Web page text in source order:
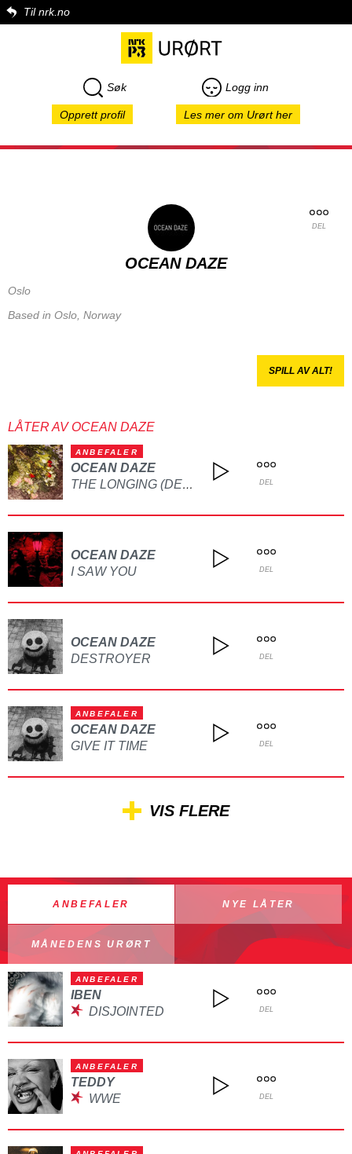
Til nrk.no
Søk Logg inn
Opprett profil Les mer om Urørt her
DEL
OCEAN DAZE
Oslo
Based in Oslo, Norway
SPILL AV ALT!
LÅTER AV OCEAN DAZE
ANBEFALER
OCEAN DAZE
THE LONGING (DEATH) DEL
OCEAN DAZE
I SAW YOU
DEL
OCEAN DAZE
DESTROYER
DEL
ANBEFALER
OCEAN DAZE
GIVE IT TIME
DEL
VIS FLERE
ANBEFALER NYE LÅTER
MÅNEDENS URØRT
ANBEFALER
IBEN
DISJOINTED
DEL
ANBEFALER
TEDDY
WWE
DEL